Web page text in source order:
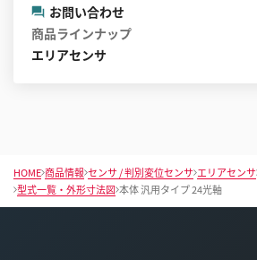
お問い合わせ
商品ラインナップ
エリアセンサ
HOME 商品情報 センサ / 判別変位センサ エリアセンサ
型式一覧・外形寸法図 本体 汎用タイプ 24光軸